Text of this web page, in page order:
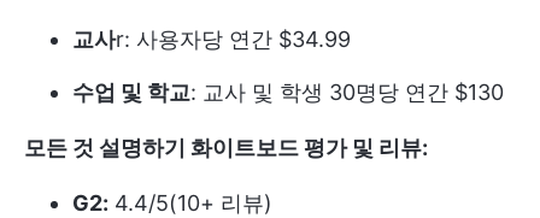
교사r: 사용자당 연간 $34.99
수업 및 학교: 교사 및 학생 30명당 연간 $130
모든 것 설명하기 화이트보드 평가 및 리뷰:
G2: 4.4/5(10+ 리뷰)